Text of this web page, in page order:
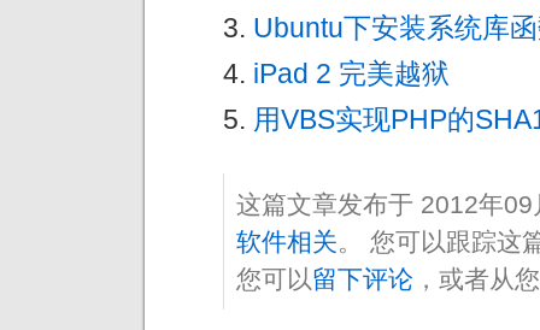
Ubuntu下安装系统库
iPad 2 完美越狱
用VBS实现PHP的
这篇文章发布于 2012年
软件相关。 您可以跟踪这
您可以留下评论 ，或者从